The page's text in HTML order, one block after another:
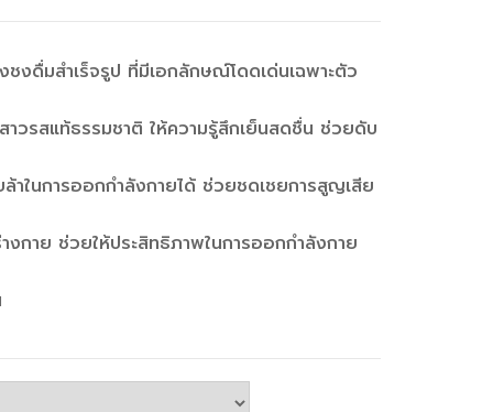
งดื่มสำเร็จรูป ที่มีเอกลักษณ์โดดเด่นเฉพาะตัว
วรสแท้ธรรมชาติ ให้ความรู้สึกเย็นสดชื่น ช่วยดับ
าในการออกกำลังกายได้ ช่วยชดเชยการสูญเสีย
งกาย ช่วยให้ประสิทธิภาพในการออกกำลังกาย